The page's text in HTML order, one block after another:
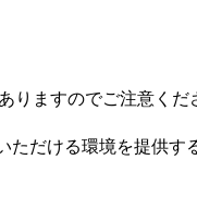
りますのでご注意くだ
だける環境を提供す